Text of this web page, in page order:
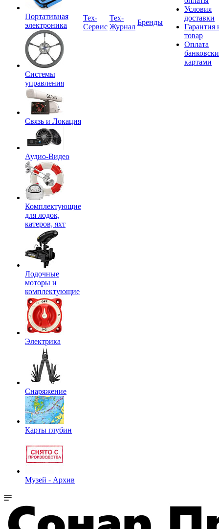
Портативная
электроника
Системы
управления
Связь и Локация
Аудио-Видео
Комплектующие
для лодок,
катеров, яхт
Лодочные
моторы и
комплектующие
Электрика
Снаряжение
Карты глубин
Музей - Архив
Tex-
Сервис
Тех-
Журнал
Бренды
Условия
доставки
Гарантия
товар
Оплата
картами